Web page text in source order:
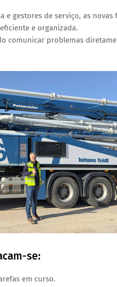
e gestores de serviço, as novas
e organizada.
comunicar problemas
se:
em curso.